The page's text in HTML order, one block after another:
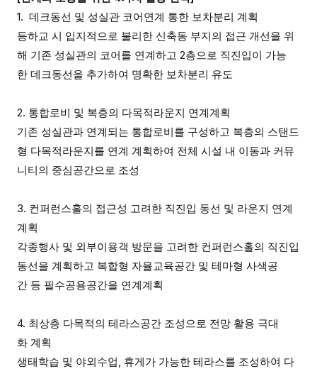
1. 데크동선 및 성실관 코어연계 통한 보차분리 계획
등하교 시 입지적으로 불리한 신축동 부지의 접근 개선을 위
해 기존 성실관의 코어를 연계하고 2층으로 직진입이 가능
한 데크동선을 추가하여 명확한 보차분리 유도
2. 통합로비 및 복층의 다목적라운지 연계계획
기존 성실관과 연계되는 통합로비를 구성하고 복층의 스탠드
형 다목적라운지를 연계 계획하여 전체 시설 내 이동과 커뮤
니티의 중심공간으로 조성
3. 컨퍼런스홀의 접근성 고려한 직진입 동선 및 라운지 연계
계획
각종행사 및 외부이용객 방문을 고려한 컨퍼런스홀의 직진입
동선을 계획하고 복합형 자율교육공간 및 테마형 사색공
간 등 필수공용공간을 연계계획
4. 최상층 다목적의 테라스공간 조성으로 전망 활용 극대
화 계획
생태학습 및 야외수업, 휴게가 가능한 테라스를 조성하여 다